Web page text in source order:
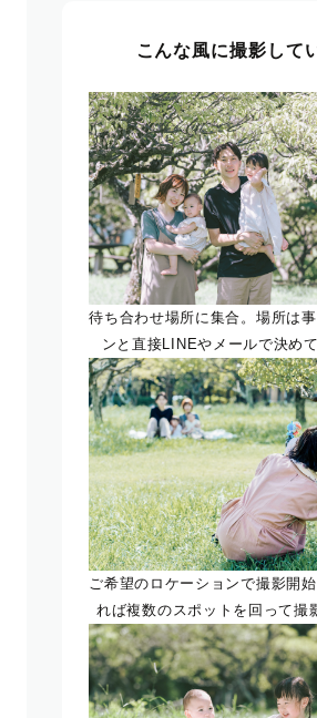
こんな風に撮影して
待ち合わせ場所に集合。場所は
ンと直接LINEやメールで決めて
ご希望のロケーションで撮影開
れば複数のスポットを回って撮